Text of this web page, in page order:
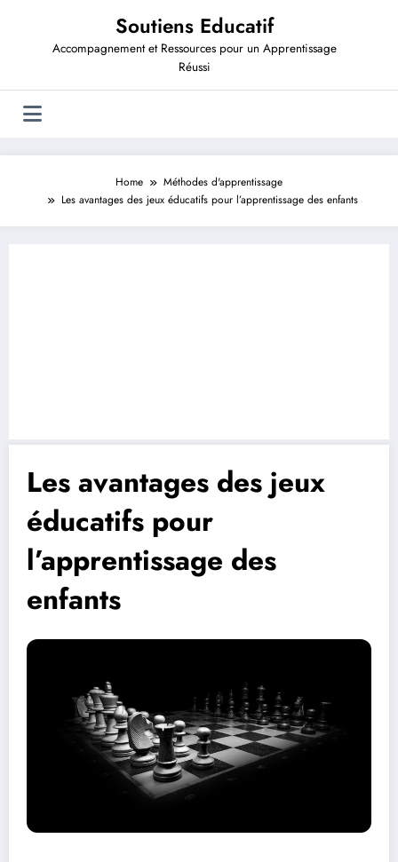
Soutiens Educatif
Accompagnement et Ressources pour un Apprentissage
Réussi
Home
Méthodes d'apprentissage
Les avantages des jeux éducatifs pour l’apprentissage des enfants
Les avantages des jeux
éducatifs pour
l’apprentissage des
enfants